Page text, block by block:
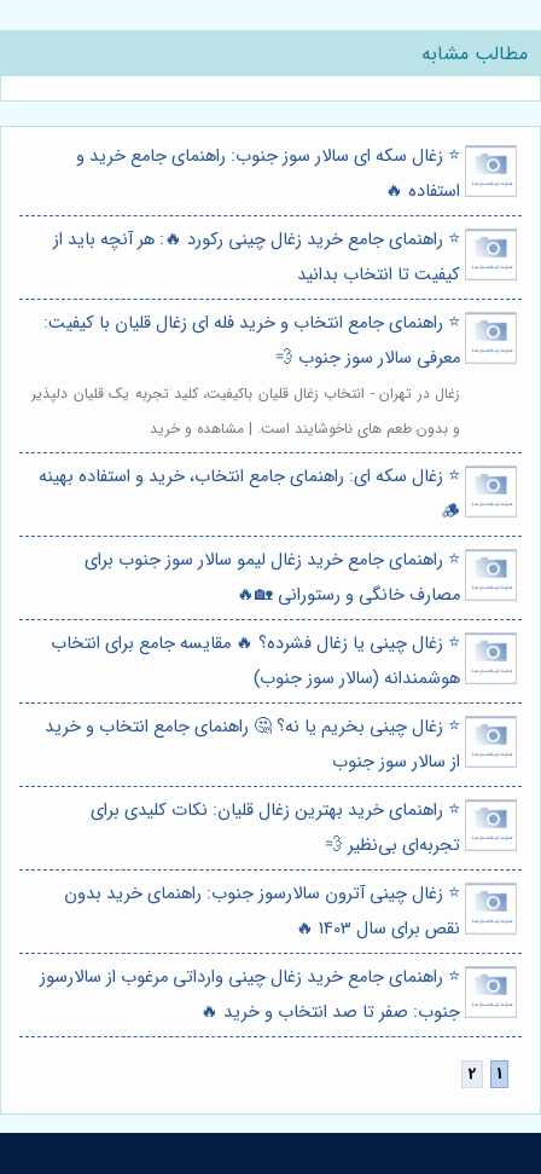
مطالب مشابه
⭐️ زغال سکه ای سالار سوز جنوب: راهنمای جامع خرید و
استفاده 🔥
⭐️ راهنمای جامع خرید زغال چینی رکورد 🔥: هر آنچه باید از
کیفیت تا انتخاب بدانید
⭐️ راهنمای جامع انتخاب و خرید فله ای زغال قلیان با کیفیت:
معرفی سالار سوز جنوب 💨
زغال در تهران - انتخاب زغال قلیان باکیفیت، کلید تجربه یک قلیان دلپذیر
و بدون طعم های ناخوشایند است. | مشاهده و خرید
⭐️ زغال سکه ای: راهنمای جامع انتخاب، خرید و استفاده بهینه
🪵
⭐️ راهنمای جامع خرید زغال لیمو سالار سوز جنوب برای
مصارف خانگی و رستورانی 🏡🔥
⭐️ زغال چینی یا زغال فشرده؟ 🔥 مقایسه جامع برای انتخاب
هوشمندانه (سالار سوز جنوب)
⭐️ زغال چینی بخریم یا نه؟ 🤔 راهنمای جامع انتخاب و خرید
از سالار سوز جنوب
⭐️ راهنمای خرید بهترین زغال قلیان: نکات کلیدی برای
تجربه‌ای بی‌نظیر 💨
⭐️ زغال چینی آترون سالارسوز جنوب: راهنمای خرید بدون
نقص برای سال 1403 🔥
⭐️ راهنمای جامع خرید زغال چینی وارداتی مرغوب از سالارسوز
جنوب: صفر تا صد انتخاب و خرید 🔥